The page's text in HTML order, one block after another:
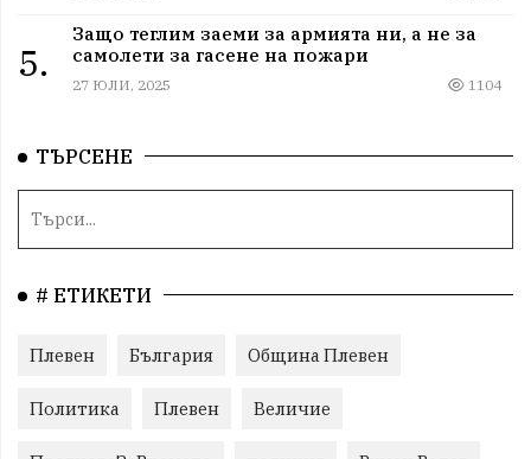
5.
Защо теглим заеми за армията ни, а не за
самолети за гасене на пожари
27 ЮЛИ, 2025 1104
ТЪРСЕНЕ
# ЕТИКЕТИ
Плевен България Община Плевен
Политика Плевен Величие